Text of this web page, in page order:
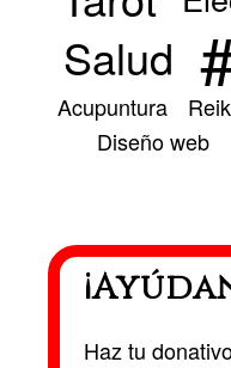
Salud
Acupuntura
Diseño web
Haz tu